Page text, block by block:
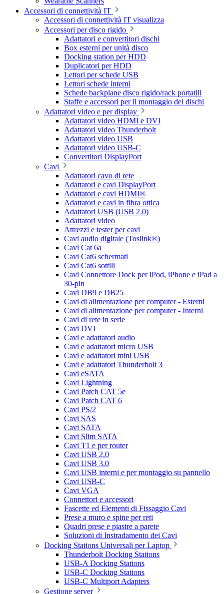
Accessori di connettività IT
Accessori di connettività IT visualizza
Accessori per disco rigido
Adattatori e convertitori dischi
Box esterni per unità disco
Docking station per HDD
Duplicatori per HDD
Lettori per schede USB
Lettori schede interni
Schede backplane disco rigido/rack portatili
Staffe e accessori per il montaggio dei dischi
Adattatori video e per display
Adattatori video HDMI e DVI
Adattatori video Thunderbolt
Adattatori video USB
Adattatori video USB-C
Convertitori DisplayPort
Cavi
Adattatori cavo di rete
Adattatori e cavi DisplayPort
Adattatori e cavi HDMI®
Adattatori e cavi in fibra ottica
Adattatori USB (USB 2.0)
Adattatori video
Attrezzi e tester per cavi
Cavi audio digitale (Toslink®)
Cavi Cat 6a
Cavi Cat6 schermati
Cavi Cat6 sottili
Cavi Connettore Dock per iPod, iPhone e iPad a
30-pin
Cavi DB9 e DB25
Cavi di alimentazione per computer - Esterni
Cavi di alimentazione per computer - Interni
Cavi di rete in serie
Cavi DVI
Cavi e adattatori audio
Cavi e adattatori micro USB
Cavi e adattatori mini USB
Cavi e adattatori Thunderbolt 3
Cavi eSATA
Cavi Lightning
Cavi Patch CAT 5e
Cavi Patch CAT 6
Cavi PS/2
Cavi SAS
Cavi SATA
Cavi Slim SATA
Cavi T1 e per router
Cavi USB 2.0
Cavi USB 3.0
Cavi USB interni e per montaggio su pannello
Cavi USB-C
Cavi VGA
Connettori e accessori
Fascette ed Elementi di Fissaggio Cavi
Prese a muro e spine per reti
Quadri prese e piastre a parete
Soluzioni di Instradamento dei Cavi
Docking Stations Universali per Laptop
Thunderbolt Docking Stations
USB-A Docking Stations
USB-C Docking Stations
USB-C Multiport Adapters
Gestione server